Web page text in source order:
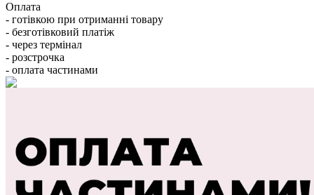
Оплата
- готівкою при отриманні товару
- безготівковий платіж
- через термінал
- розстрочка
- оплата частинами